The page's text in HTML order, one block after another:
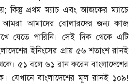
;কিন্তু প্রথম ম্যাচ এবং আজকের ম্যাচে
আমরা আমাদের বোলারদের জন্য কাজ
যেতে পারিনি। সেই দিক থেকে এটি
ইনিংসের প্রায় ৫৬ শতাংশ রানই
৫১ বলে ৬১ রান করেন বাংলাদেশের
যেখানে বাংলাদেশের মূল রানই ১০৯!